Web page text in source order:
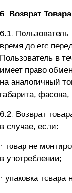
6. Возврат Товара
6.1. Пользователь
время до его
Пользователь в
имеет право
на аналогичный
габарита, фасона,
6.2. Возврат
в случае, если:
· товар не
в употреблении;
· упаковка товара